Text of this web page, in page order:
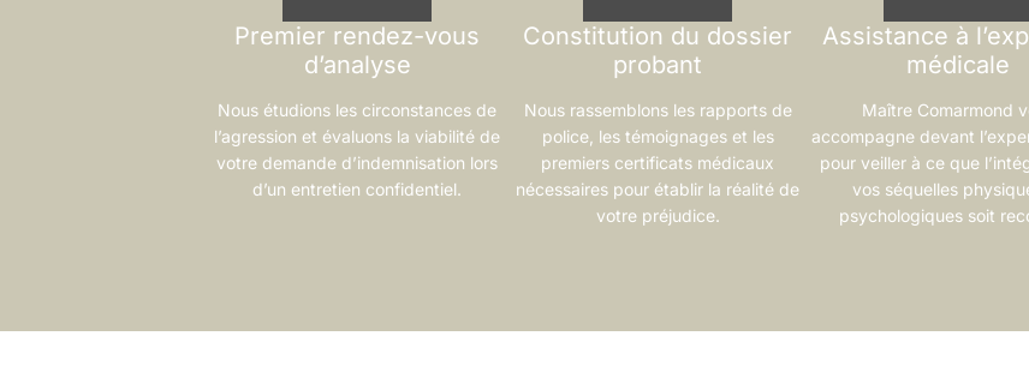
Premier rendez-vous
d’analyse
Nous étudions les circonstances de
l’agression et évaluons la viabilité de
votre demande d’indemnisation lors
d’un entretien confidentiel.
Constitution du dossier
probant
Nous rassemblons les rapports de
police, les témoignages et les
premiers certificats médicaux
nécessaires pour établir la réalité de
votre préjudice.
Assistance à
médicale
Maître Comarmond
accompagne devant
pour veiller à ce que
vos séquelles
psychologiques soit